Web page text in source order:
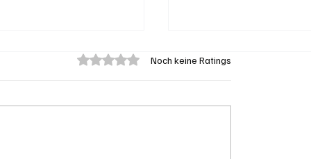
Mit 0 von 5 Sternen bewertet.
Noch keine Ratings